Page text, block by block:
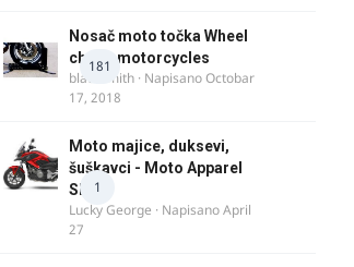
181
Nosač moto točka Wheel
chock motorcycles
blacksmith · NapisanoOctobar
17, 2018
1
Moto majice, duksevi,
šuškavci - Moto Apparel
SRB
Lucky George · NapisanoApril
27